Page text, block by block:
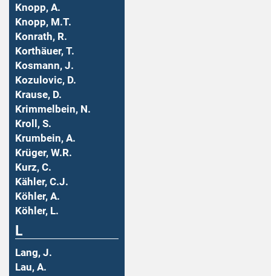
Knopp, A.
Knopp, M.T.
Konrath, R.
Korthäuer, T.
Kosmann, J.
Kozulovic, D.
Krause, D.
Krimmelbein, N.
Kroll, S.
Krumbein, A.
Krüger, W.R.
Kurz, C.
Kähler, C.J.
Köhler, A.
Köhler, L.
L
Lang, J.
Lau, A.